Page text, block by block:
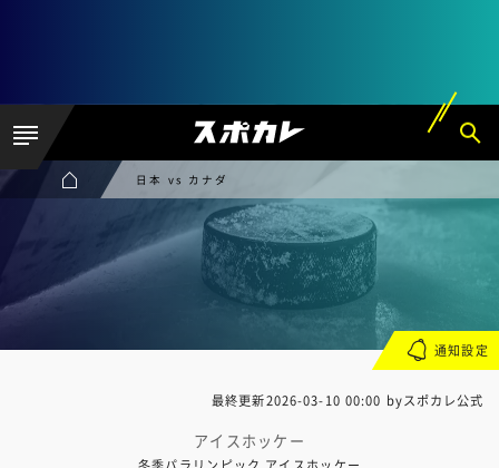
日本 vs カナダ
最終更新2026-03-10 00:00 byスポカレ公式
アイスホッケー
通知設定